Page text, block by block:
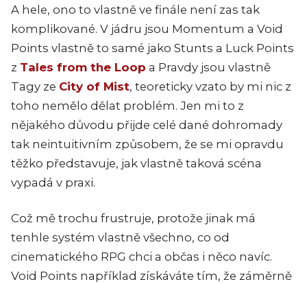
A hele, ono to vlastně ve finále není zas tak
komplikované. V jádru jsou Momentum a Void
Points vlastně to samé jako Stunts a Luck Points
z Tales from the Loop a Pravdy jsou vlastně
Tagy ze City of Mist, teoreticky vzato by mi nic z
toho nemělo dělat problém. Jen mi to z
nějakého důvodu přijde celé dané dohromady
tak neintuitivním způsobem, že se mi opravdu
těžko představuje, jak vlastně taková scéna
vypadá v praxi.
Což mě trochu frustruje, protože jinak má
tenhle systém vlastně všechno, co od
cinematického RPG chci a občas i něco navíc.
Void Points například získáváte tím, že záměrně